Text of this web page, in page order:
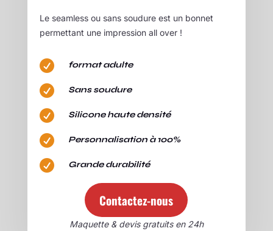
Le seamless ou sans soudure est un bonnet
permettant une impression all over !
 format adulte
 Sans soudure
 Silicone haute densité
 Personnalisation à 100%
 Grande durabilité
Contactez-nous
Maquette & devis gratuits en 24h